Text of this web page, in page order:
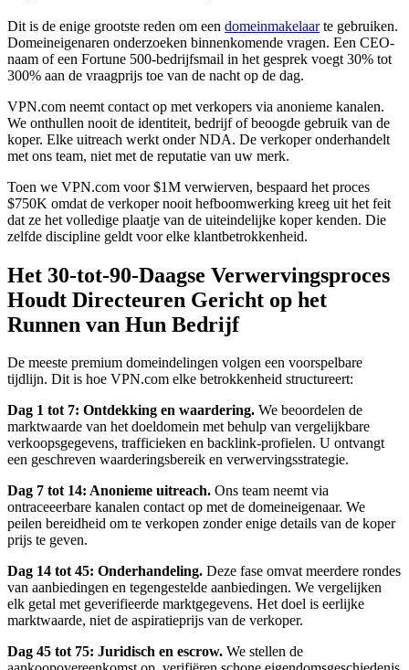
Dit is de enige grootste reden om een domeinmakelaarte gebruiken.
Domeineigenaren onderzoeken binnenkomende vragen. Een CEO-
naam of een Fortune 500-bedrijfsmail in het gesprek voegt 30% tot
300% aan de vraagprijs toe van de nacht op de dag.
VPN.com neemt contact op met verkopers via anonieme kanalen.
We onthullen nooit de identiteit, bedrijf of beoogde gebruik van de
koper. Elke uitreach werkt onder NDA. De verkoper onderhandelt
met ons team, niet met de reputatie van uw merk.
Toen we VPN.com voor $1M verwierven, bespaard het proces
$750K omdat de verkoper nooit hefboomwerking kreeg uit het feit
dat ze het volledige plaatje van de uiteindelijke koper kenden. Die
zelfde discipline geldt voor elke klantbetrokkenheid.
Het 30-tot-90-Daagse Verwervingsproces
Houdt Directeuren Gericht op het
Runnen van Hun Bedrijf
De meeste premium domeindelingen volgen een voorspelbare
tijdlijn. Dit is hoe VPN.com elke betrokkenheid structureert:
Dag 1 tot 7: Ontdekking en waardering. We beoordelen de
marktwaarde van het doeldomein met behulp van vergelijkbare
verkoopsgegevens, trafficieken en backlink-profielen. U ontvangt
een geschreven waarderingsbereik en verwervingsstrategie.
Dag 7 tot 14: Anonieme uitreach. Ons team neemt via
ontraceeerbare kanalen contact op met de domeineigenaar. We
peilen bereidheid om te verkopen zonder enige details van de koper
prijs te geven.
Dag 14 tot 45: Onderhandeling. Deze fase omvat meerdere rondes
van aanbiedingen en tegengestelde aanbiedingen. We vergelijken
elk getal met geverifieerde marktgegevens. Het doel is eerlijke
marktwaarde, niet de aspiratieprijs van de verkoper.
Dag 45 tot 75: Juridisch en escrow. We stellen de